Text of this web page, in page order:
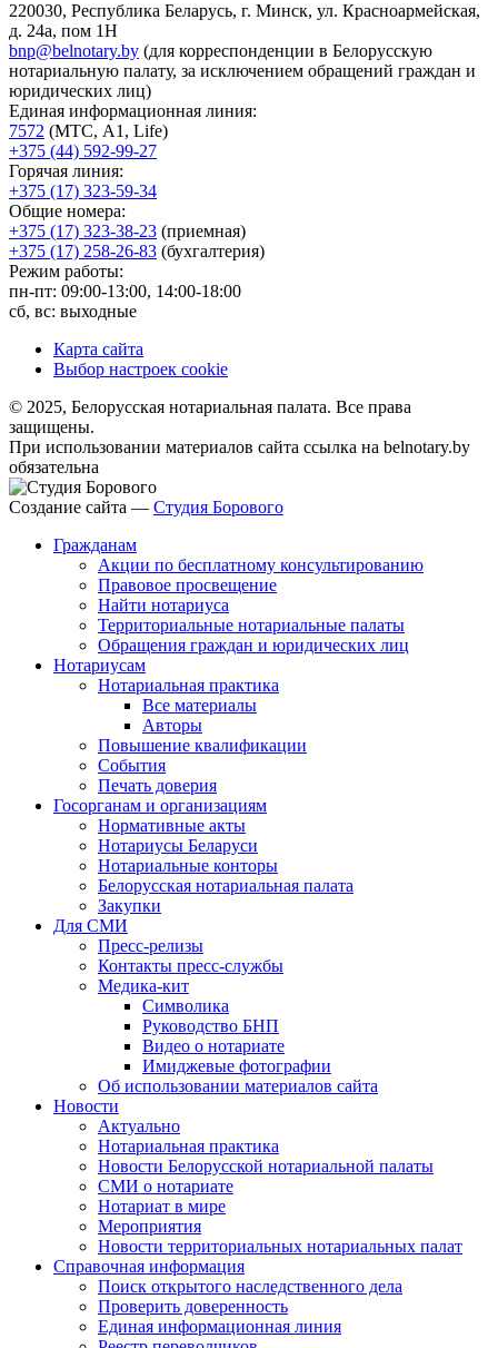
220030, Республика Беларусь, г. Минск, ул. Красноармейская,
д. 24а, пом 1Н
bnp@belnotary.by (для корреспонденции в Белорусскую
нотариальную палату, за исключением обращений граждан и
юридических лиц)
Единая информационная линия:
7572 (МТС, A1, Life)
+375 (44) 592-99-27
Горячая линия:
+375 (17) 323-59-34
Общие номера:
+375 (17) 323-38-23 (приемная)
+375 (17) 258-26-83 (бухгалтерия)
Режим работы:
пн-пт: 09:00-13:00, 14:00-18:00
сб, вс: выходные
Карта сайта
Выбор настроек cookie
© 2025, Белорусская нотариальная палата. Все права
защищены.
При использовании материалов сайта ссылка на belnotary.by
обязательна
Создание сайта — Студия Борового
Гражданам
Акции по бесплатному консультированию
Правовое просвещение
Найти нотариуса
Территориальные нотариальные палаты
Обращения граждан и юридических лиц
Нотариусам
Нотариальная практика
Все материалы
Авторы
Повышение квалификации
События
Печать доверия
Госорганам и организациям
Нормативные акты
Нотариусы Беларуси
Нотариальные конторы
Белорусская нотариальная палата
Закупки
Для СМИ
Пресс-релизы
Контакты пресс-службы
Медика-кит
Символика
Руководство БНП
Видео о нотариате
Имиджевые фотографии
Об использовании материалов сайта
Новости
Актуально
Нотариальная практика
Новости Белорусской нотариальной палаты
СМИ о нотариате
Нотариат в мире
Мероприятия
Новости территориальных нотариальных палат
Справочная информация
Поиск открытого наследственного дела
Проверить доверенность
Единая информационная линия